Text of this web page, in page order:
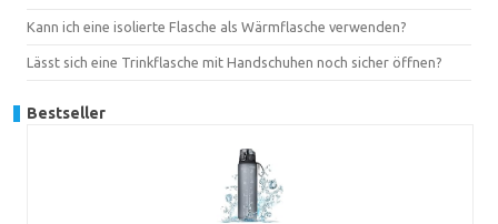
Kann ich eine isolierte Flasche als Wärmflasche verwenden?
Lässt sich eine Trinkflasche mit Handschuhen noch sicher öffnen?
Bestseller